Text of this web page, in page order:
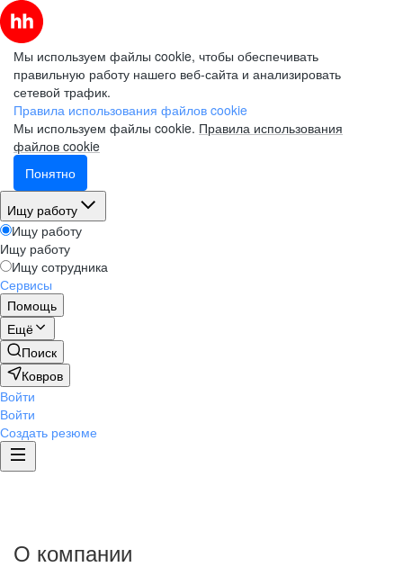
Мы используем файлы cookie, чтобы обеспечивать
правильную работу нашего веб-сайта и анализировать
сетевой трафик.
Правила использования файлов cookie
Мы используем файлы cookie. Правила использования
файлов cookie
Понятно
Ищу работу
Ищу работу
Ищу работу
Ищу сотрудника
Сервисы
Помощь
Ещё
Поиск
Ковров
Войти
Войти
Создать резюме
О компании